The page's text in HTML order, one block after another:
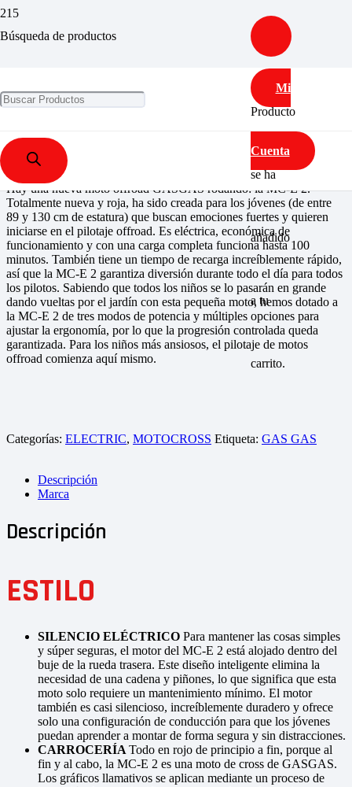
Búsqueda de productos
Producto
se ha
añadido
a tu
carrito.
Mi
Cuenta
MC-E 2
Inicio/MODELOS/MOTOCROSS
MC-E 2
Hay una nueva moto offroad GASGAS rodando: la MC-E 2.
Totalmente nueva y roja, ha sido creada para los jóvenes (de entre
89 y 130 cm de estatura) que buscan emociones fuertes y quieren
iniciarse en el pilotaje offroad. Es eléctrica, económica de
funcionamiento y con una carga completa funciona hasta 100
minutos. También tiene un tiempo de recarga increíblemente rápido,
así que la MC-E 2 garantiza diversión durante todo el día para todos
los pilotos. Sabiendo que todos los niños se lo pasarán en grande
dando vueltas por el jardín con esta pequeña moto, hemos dotado a
la MC-E 2 de tres modos de potencia y múltiples opciones para
ajustar la ergonomía, por lo que la progresión controlada queda
garantizada. Para los niños más ansiosos, el pilotaje de motos
offroad comienza aquí mismo.
Categorías: ELECTRIC, MOTOCROSS Etiqueta: GAS GAS
Descripción
Marca
Descripción
ESTILO
SILENCIO ELÉCTRICO Para mantener las cosas simples
y súper seguras, el motor del MC-E 2 está alojado dentro del
buje de la rueda trasera. Este diseño inteligente elimina la
necesidad de una cadena y piñones, lo que significa que esta
moto solo requiere un mantenimiento mínimo. El motor
también es casi silencioso, increíblemente duradero y ofrece
solo una configuración de conducción para que los jóvenes
puedan aprender a montar de forma segura y sin distracciones.
CARROCERÍA Todo en rojo de principio a fin, porque al
fin y al cabo, la MC-E 2 es una moto de cross de GASGAS.
Los gráficos llamativos se aplican mediante un proceso de